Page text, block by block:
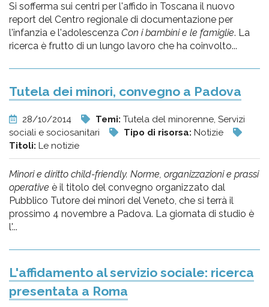
Si sofferma sui centri per l'affido in Toscana il nuovo
report del Centro regionale di documentazione per
l'infanzia e l'adolescenza Con i bambini e le famiglie. La
ricerca è frutto di un lungo lavoro che ha coinvolto...
Tutela dei minori, convegno a Padova
28/10/2014 Temi: Tutela del minorenne, Servizi
sociali e sociosanitari
Tipo di risorsa: Notizie
Titoli: Le notizie
Minori e diritto child-friendly. Norme, organizzazioni e prassi
operative è il titolo del convegno organizzato dal
Pubblico Tutore dei minori del Veneto, che si terrà il
prossimo 4 novembre a Padova. La giornata di studio è
l'...
L'affidamento al servizio sociale: ricerca
presentata a Roma